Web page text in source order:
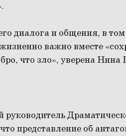
диалога и общения, в
важно вместе
что зло», уверена Нина
представление об